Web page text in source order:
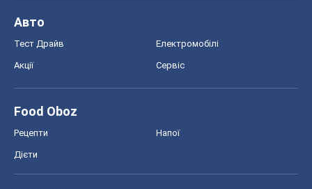
Авто
Тест Драйв Електромобілі
Акції Сервіс
Food Oboz
Рецепти Напої
Дієти